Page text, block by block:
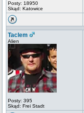
Posty: 18950
Skąd: Katowice
Taclem
Alien
Posty: 395
Skąd: Frei Stadt